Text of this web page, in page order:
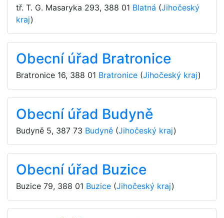
tř. T. G. Masaryka 293, 388 01 Blatná (Jihočeský
kraj)
Obecní úřad Bratronice
Bratronice 16, 388 01 Bratronice (Jihočeský kraj)
Obecní úřad Budyně
Budyně 5, 387 73 Budyně (Jihočeský kraj)
Obecní úřad Buzice
Buzice 79, 388 01 Buzice (Jihočeský kraj)